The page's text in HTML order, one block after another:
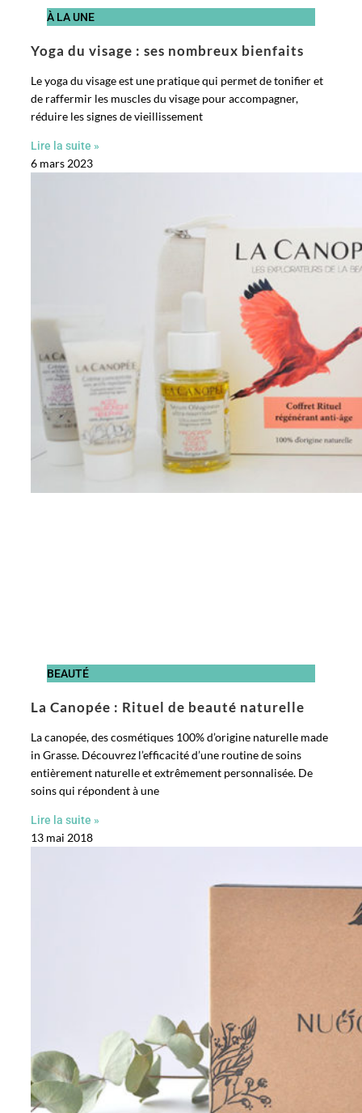
À LA UNE
Yoga du visage : ses nombreux bienfaits
Le yoga du visage est une pratique qui permet de tonifier et
de raffermir les muscles du visage pour accompagner,
réduire les signes de vieillissement
Lire la suite »
6 mars 2023
BEAUTÉ
La Canopée : Rituel de beauté naturelle
La canopée, des cosmétiques 100% d’origine naturelle made
in Grasse. Découvrez l’efficacité d’une routine de soins
entièrement naturelle et extrêmement personnalisée. De
soins qui répondent à une
Lire la suite »
13 mai 2018